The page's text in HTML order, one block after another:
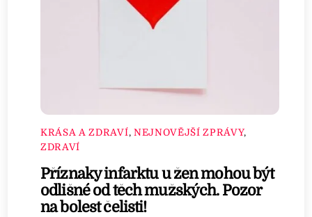
KRÁSA A ZDRAVÍ, NEJNOVĚJŠÍ ZPRÁVY,
ZDRAVÍ
Příznaky infarktu u žen mohou být
odlišné od těch mužských. Pozor
na bolest čelisti!